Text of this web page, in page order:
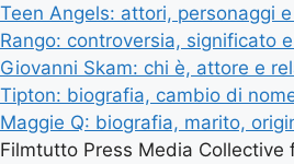
Teen Angels: attori, personaggi
Rango: controversia, significato
Giovanni Skam: chi è, attore e
Tipton: biografia, cambio di
Maggie Q: biografia, marito,
Filmtutto Press Media